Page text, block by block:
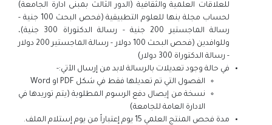
للعلاقات العلمية والثقافية (الدور الثالث بمبنى ادارة الجامعة)
لحساب مجلة بنها للعلوم التطبيقية (فحص البحث 100 جنية -
رسالة الماجستير 200 جنية - رسالة الدكتوراة 300 جنية)،
وللوافدين (فحص البحث 100 دولار - رسالة الماجستير 200 دولار
- رسالة الدكتوراة 300 دولار)
في حالة وجود تعديلات بالرسالة لابد من إرسال الآتي:-
الفصول التي تم تعديلها فقط في شكل PDF او Word
نسخة من إيصال دفع الرسوم المطلوبة (يتم توريدها في
الادارة العامة للجامعة)
مدة فحص المنتج العلمي 15 يوم إعتباراً من يوم إستلام الملف.